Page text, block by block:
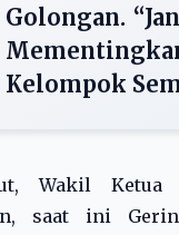
Golongan.
Kelompok
Wakil Ketua
saat ini